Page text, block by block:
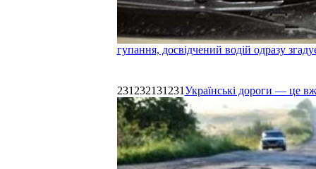
гупання, досвідчений водій одразу
231232131231Українські дороги — це